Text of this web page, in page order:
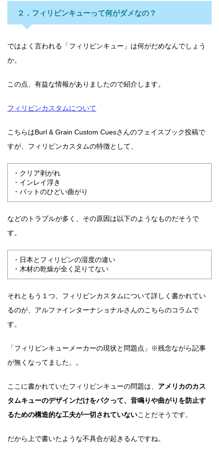
２．フィリピンキューって何がダメなの？
ではよく言われる「フィリピンキュー」は何がだめなんでしょう
か。
この点、有益な情報がありましたので紹介します。
フィリピンカスタムについて
こちらはBurl & Grain Custom Cuesさんのフェイスブック投稿で
すが、フィリピンカスタムの特徴として、
・クリア剥がれ
・インレイ浮き
・バットのひどい曲がり
などのトラブルが多く、その原因は以下のようなものだそうで
す。
・日本とフィリピンの湿度の違い
・木材の乾燥が全く足りてない
それともう１つ、フィリピンカスタムについて詳しく書かれてい
るのが、アルファインターナショナルさんのこちらのコラムで
す。
「フィリピンキューメーカーの現状と問題点」※残念ながら記事
が無くなってました。。
ここに書かれていたフィリピンキューの問題は、 アメリカのカス
タムキューのデザインだけをパクって、音鳴りや曲がりを防止す
るための構造的な工夫が一切されていないことだそうです。
だから上で書いたような不具合が起きるんですね。